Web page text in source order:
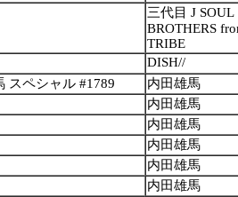
三代目 J SOUL
BROTHERS
TRIBE
DISH//
スペシャル #1789
内田雄馬
内田雄馬
内田雄馬
内田雄馬
内田雄馬
内田雄馬